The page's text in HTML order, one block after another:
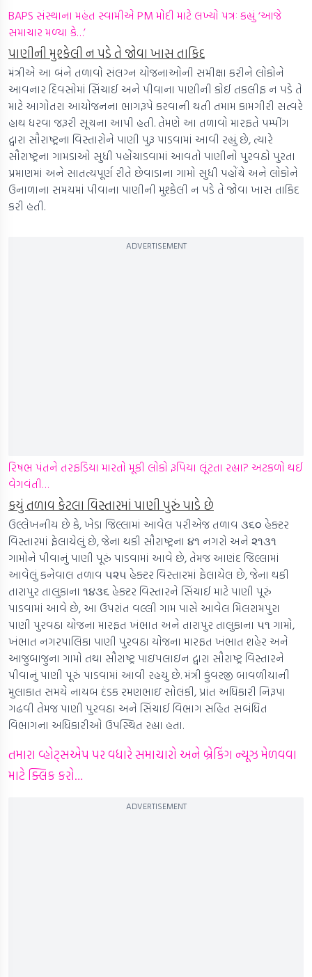
BAPS સંસ્થાના મહંત સ્વામીએ PM મોદી માટે લખ્યો પત્રઃ કહ્યું ‘આજે
સમાચાર મળ્યા કે…’
પાણીની મુશ્કેલી ન પડે તે જોવા ખાસ તાકિદ
મંત્રીએ આ બંને તળાવો સંલગ્ન યોજનાઓની સમીક્ષા કરીને લોકોને
આવનાર દિવસોમાં સિંચાઈ અને પીવાના પાણીની કોઈ તકલીફ ન પડે તે
માટે આગોતરા આયોજનના ભાગરૂપે કરવાની થતી તમામ કામગીરી સત્વરે
હાથ ધરવા જરૂરી સૂચના આપી હતી. તેમણે આ તળાવો મારફતે પમ્પીંગ
દ્વારા સૌરાષ્ટ્રના વિસ્તારોને પાણી પુરૂ પાડવામાં આવી રહ્યું છે, ત્યારે
સૌરાષ્ટ્રના ગામડાઓ સુધી પહોંચાડવામાં આવતો પાણીનો પુરવઠો પુરતા
પ્રમાણમાં અને સાતત્યપૂર્ણ રીતે છેવાડાના ગામો સુધી પહોંચે અને લોકોને
ઉનાળાના સમયમાં પીવાના પાણીની મુશ્કેલી ન પડે તે જોવા ખાસ તાકિદ
કરી હતી.
ADVERTISEMENT
રિષભ પંતને તરફડિયા મારતો મૂકી લોકો રૂપિયા લૂંટતા રહ્યા? અટકળો થઈ
વેગવંતી…
કયું તળાવ કેટલા વિસ્તારમાં પાણી પુરું પાડે છે
ઉલ્લેખનીય છે કે, ખેડા જિલ્લામાં આવેલ પરીએજ તળાવ ૩૬૦ હેક્ટર
વિસ્તારમાં ફેલાયેલું છે, જેના થકી સૌરાષ્ટ્રના ૪૧ નગરો અને ૨૧૩૧
ગામોને પીવાનું પાણી પૂરું પાડવામાં આવે છે, તેમજ આણંદ જિલ્લામાં
આવેલું કનેવાલ તળાવ ૫૨૫ હેક્ટર વિસ્તારમાં ફેલાયેલ છે, જેના થકી
તારાપુર તાલુકાના ૧૪૩૬ હેક્ટર વિસ્તારને સિંચાઈ માટે પાણી પૂરું
પાડવામાં આવે છે, આ ઉપરાંત વલ્લી ગામ પાસે આવેલ મિલરામપુરા
પાણી પુરવઠા યોજના મારફત ખંભાત અને તારાપુર તાલુકાના ૫૧ ગામો,
ખંભાત નગરપાલિકા પાણી પુરવઠા યોજના મારફત ખંભાત શહેર અને
આજુબાજુના ગામો તથા સૌરાષ્ટ્ર પાઇપલાઇન દ્વારા સૌરાષ્ટ્ર વિસ્તારને
પીવાનું પાણી પૂરું પાડવામાં આવી રહયુ છે. મંત્રી કુંવરજી બાવળીયાની
મુલાકાત સમયે નાયબ દંડક રમણભાઇ સોલંકી, પ્રાંત અધિકારી નિરૂપા
ગઢવી તેમજ પાણી પુરવઠા અને સિંચાઈ વિભાગ સહિત સબંધિત
વિભાગના અધિકારીઓ ઉપસ્થિત રહ્યા હતા.
તમારા વ્હોટ્સએપ પર વધારે સમાચારો અને બ્રેકિંગ ન્યૂઝ મેળવવા
માટે ક્લિક કરો…
ADVERTISEMENT